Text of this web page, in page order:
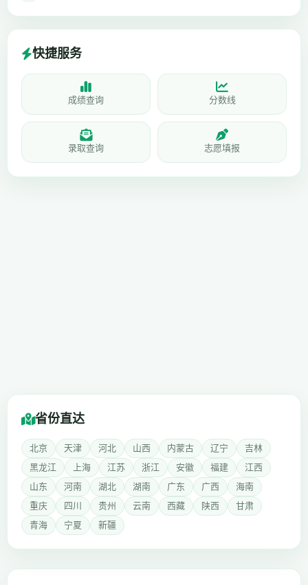
快捷服务
成绩查询 分数线
录取查询 志愿填报
省份直达
北京 天津 河北 山西 内蒙古 辽宁
吉林
黑龙江
上海 江苏 浙江 安徽 福建
江西
山东
河南 湖北 湖南 广东 广西
海南
重庆
四川 贵州 云南 西藏 陕西
甘肃
青海
宁夏 新疆